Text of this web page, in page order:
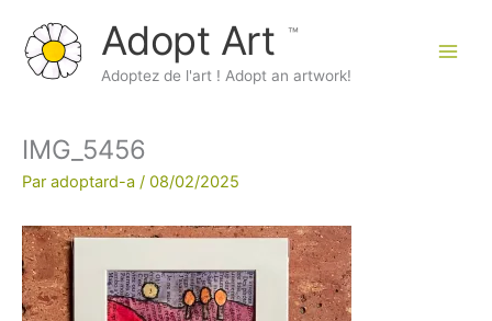
contenu
Adopt Art
Adoptez de l'art ! Adopt an artwork!
IMG_5456
Par adoptard-a / 08/02/2025